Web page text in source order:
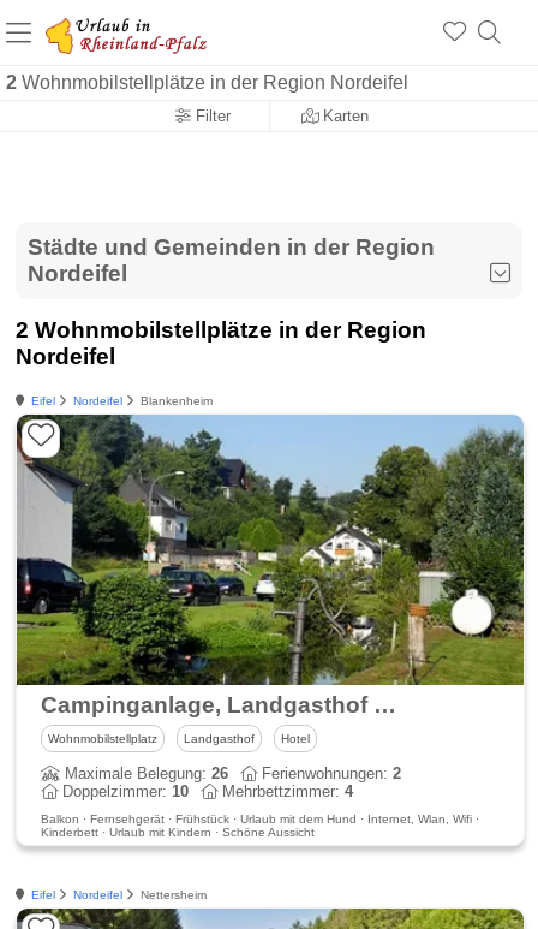
2 Wohnmobilstellplätze in der Region Nordeifel
Filter Karten
+1.500 Unterkünfte in Rheinland-Pfalz
+1.000 Sehenswürdigkeiten
Über 25 Jahre online
Städte und Gemeinden in der Region
Nordeifel
2 Wohnmobilstellplätze in der Region
Nordeifel
Eifel Nordeifel Blankenheim
Campinganlage, Landgasthof & Restaurant Frings-Mühle - direkt am Ahrtalradweg
Wohnmobilstellplatz Landgasthof Hotel
Maximale Belegung:26 Ferienwohnungen:2
Doppelzimmer:10 Mehrbettzimmer:4
Balkon · Fernsehgerät · Frühstück · Urlaub mit dem Hund · Internet, Wlan, Wifi ·
Kinderbett · Urlaub mit Kindern · Schöne Aussicht
Eifel Nordeifel Nettersheim